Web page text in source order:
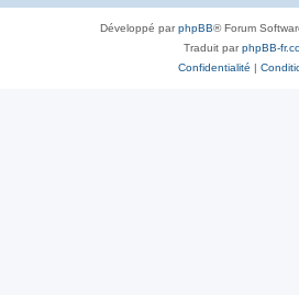
Développé parphpBB® Forum
Traduit parphpBB-
Confidentialité |